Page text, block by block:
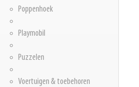
Poppenhoek
Playmobil
Puzzelen
Voertuigen & toebehoren